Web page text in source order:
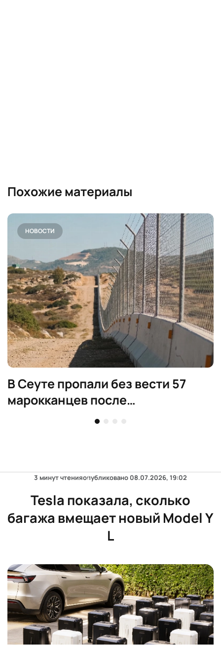
Похожие материалы
НОВОСТИ
В Сеуте пропали без вести 57
марокканцев после
миграционного кризиса
3 минут чтенияопубликовано 08.07.2026, 19:02
Tesla показала, сколько
багажа вмещает новый Model Y
L